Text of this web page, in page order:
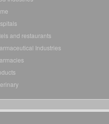
and restaurants
Industries